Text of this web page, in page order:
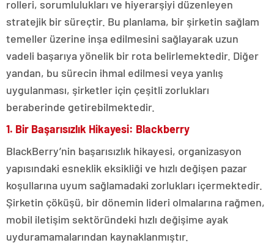
rolleri, sorumlulukları ve hiyerarşiyi düzenleyen
stratejik bir süreçtir. Bu planlama, bir şirketin sağlam
temeller üzerine inşa edilmesini sağlayarak uzun
vadeli başarıya yönelik bir rota belirlemektedir. Diğer
yandan, bu sürecin ihmal edilmesi veya yanlış
uygulanması, şirketler için çeşitli zorlukları
beraberinde getirebilmektedir.
1. Bir Başarısızlık Hikayesi: Blackberry
BlackBerry’nin başarısızlık hikayesi, organizasyon
yapısındaki esneklik eksikliği ve hızlı değişen pazar
koşullarına uyum sağlamadaki zorlukları içermektedir.
Şirketin çöküşü, bir dönemin lideri olmalarına rağmen,
mobil iletişim sektöründeki hızlı değişime ayak
uyduramamalarından kaynaklanmıştır.